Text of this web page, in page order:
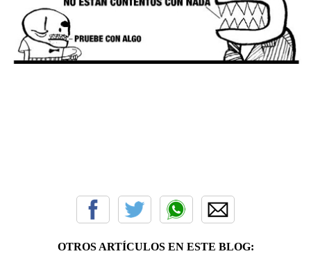
OTROS ARTÍCULOS EN ESTE BLOG: